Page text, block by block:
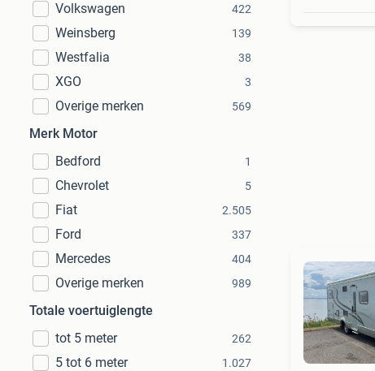
Volkswagen 422
Weinsberg 139
Westfalia 38
XGO 3
Overige merken 569
Merk Motor
Bedford
1
Chevrolet 5
Fiat 2.505
Ford 337
Mercedes 404
Overige merken 989
Totale voertuiglengte
tot 5 meter
262
5 tot 6 meter 1.027